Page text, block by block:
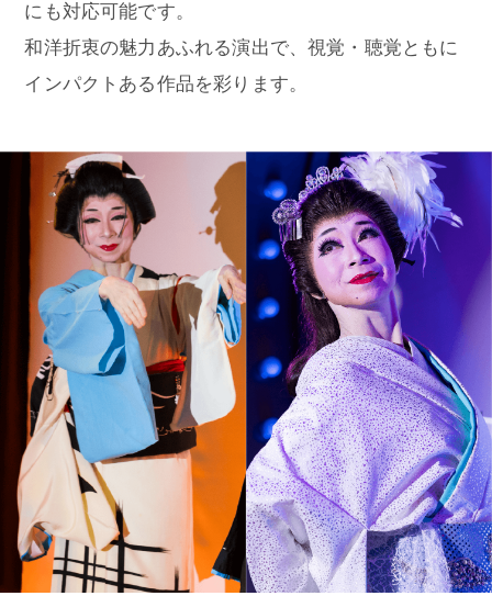
にも対応可能です。
和洋折衷の魅力あふれる演出で、視覚・聴覚ともに
インパクトある作品を彩ります。